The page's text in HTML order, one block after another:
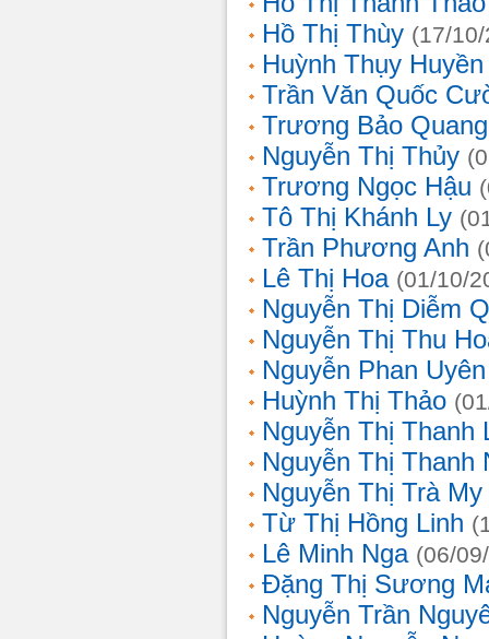
Hồ Thị Thùy (17/
Huỳnh Thụy
Trần Văn Quốc
Trương Bảo
Nguyễn Thị Thủy
Trương Ngọc Hậu
Tô Thị Khánh Ly
Trần Phương Anh
Lê Thị Hoa (01/10/
Nguyễn Thị Diễm
Nguyễn Thị Thu
Nguyễn Phan
Huỳnh Thị Thảo
Nguyễn Thị Thanh
Nguyễn Thị Thanh
Nguyễn Thị Trà My
Từ Thị Hồng Linh
Lê Minh Nga (06/
Đặng Thị Sương
Nguyễn Trần